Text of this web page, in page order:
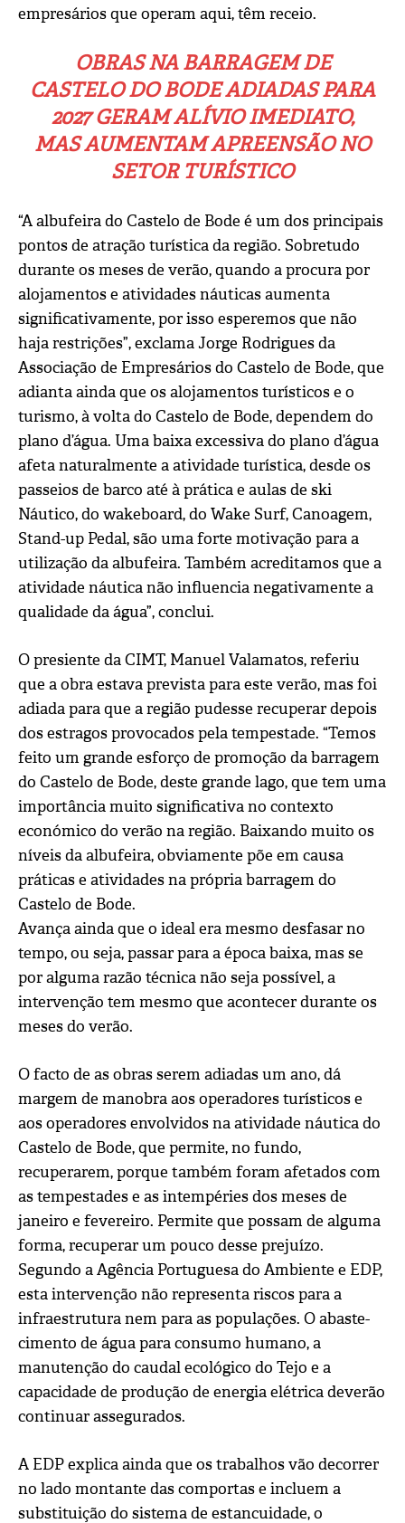
empresários que operam aqui, têm receio.
OBRAS NA BARRAGEM DE
CASTELO DO BODE ADIADAS PARA
2027 GERAM ALÍVIO IMEDIATO,
MAS AUMENTAM APREENSÃO NO
SETOR TURÍSTICO
“A albufeira do Castelo de Bode é um dos principais
pontos de atração turística da região. Sobretudo
durante os meses de verão, quando a procura por
alojamentos e atividades náuticas aumenta
significativamente, por isso esperemos que não
haja restrições”, exclama Jorge Rodrigues da
Associação de Empresários do Castelo de Bode, que
adianta ainda que os alojamentos turísticos e o
turismo, à volta do Castelo de Bode, dependem do
plano d’água. Uma baixa excessiva do plano d’água
afeta naturalmente a atividade turística, desde os
passeios de barco até à prática e aulas de ski
Náutico, do wakeboard, do Wake Surf, Canoagem,
Stand-up Pedal, são uma forte motivação para a
utilização da albufeira. Também acreditamos que a
atividade náutica não influencia negativamente a
qualidade da água”, conclui.
O presiente da CIMT, Manuel Valamatos, referiu
que a obra estava prevista para este verão, mas foi
adiada para que a região pudesse recuperar depois
dos estragos provocados pela tempestade. “Temos
feito um grande esforço de promoção da barragem
do Castelo de Bode, deste grande lago, que tem uma
importância muito significativa no contexto
económico do verão na região. Baixando muito os
níveis da albufeira, obviamente põe em causa
práticas e atividades na própria barragem do
Castelo de Bode.
Avança ainda que o ideal era mesmo desfasar no
tempo, ou seja, passar para a época baixa, mas se
por alguma razão técnica não seja possível, a
intervenção tem mesmo que acontecer durante os
meses do verão.
O facto de as obras serem adiadas um ano, dá
margem de manobra aos operadores turísticos e
aos operadores envolvidos na atividade náutica do
Castelo de Bode, que permite, no fundo,
recuperarem, porque também foram afetados com
as tempestades e as intempéries dos meses de
janeiro e fevereiro. Permite que possam de alguma
forma, recuperar um pouco desse prejuízo.
Segundo a Agência Portuguesa do Ambiente e EDP,
esta intervenção não representa riscos para a
infraestrutura nem para as populações. O abaste-
cimento de água para consumo humano, a
manutenção do caudal ecológico do Tejo e a
capacidade de produção de energia elétrica deverão
continuar assegurados.
A EDP explica ainda que os trabalhos vão decorrer
no lado montante das comportas e incluem a
substituição do sistema de estancuidade, o